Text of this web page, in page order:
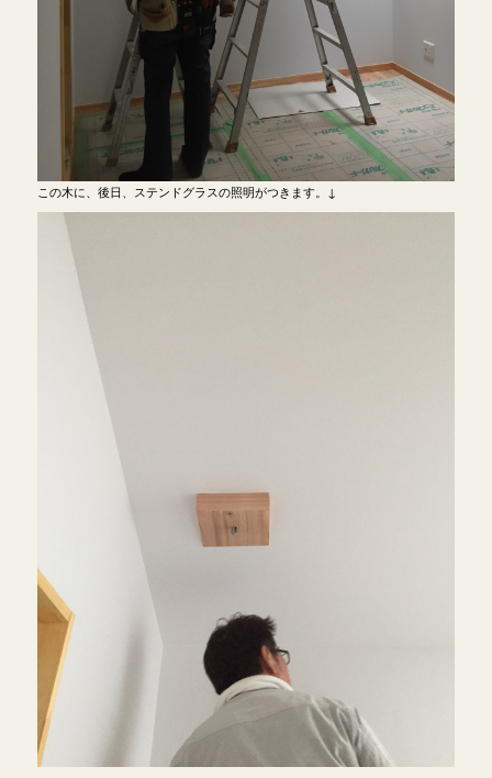
この木に、後日、ステンドグラスの照明がつきます。↓